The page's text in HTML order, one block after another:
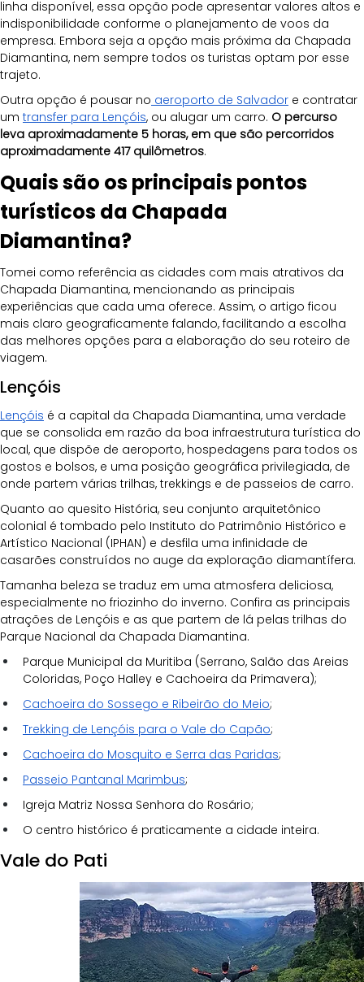
linha disponível, essa opção pode apresentar valores altos e
indisponibilidade conforme o planejamento de voos da
empresa. Embora seja a opção mais próxima da Chapada
Diamantina, nem sempre todos os turistas optam por esse
trajeto.
Outra opção é pousar no aeroporto de Salvador e contratar
um transfer para Lençóis, ou alugar um carro. O percurso
leva aproximadamente 5 horas, em que são percorridos
aproximadamente 417 quilômetros.
Quais são os principais pontos
turísticos da Chapada
Diamantina?
Tomei como referência as cidades com mais atrativos da
Chapada Diamantina, mencionando as principais
experiências que cada uma oferece. Assim, o artigo ficou
mais claro geograficamente falando, facilitando a escolha
das melhores opções para a elaboração do seu roteiro de
viagem.
Lençóis
Lençóis é a capital da Chapada Diamantina, uma verdade
que se consolida em razão da boa infraestrutura turística do
local, que dispõe de aeroporto, hospedagens para todos os
gostos e bolsos, e uma posição geográfica privilegiada, de
onde partem várias trilhas, trekkings e de passeios de carro.
Quanto ao quesito História, seu conjunto arquitetônico
colonial é tombado pelo Instituto do Patrimônio Histórico e
Artístico Nacional (IPHAN) e desfila uma infinidade de
casarões construídos no auge da exploração diamantífera.
Tamanha beleza se traduz em uma atmosfera deliciosa,
especialmente no friozinho do inverno. Confira as principais
atrações de Lençóis e as que partem de lá pelas trilhas do
Parque Nacional da Chapada Diamantina.
Parque Municipal da Muritiba (Serrano, Salão das Areias
Coloridas, Poço Halley e Cachoeira da Primavera);
Cachoeira do Sossego e Ribeirão do Meio;
Trekking de Lençóis para o Vale do Capão;
Cachoeira do Mosquito e Serra das Paridas;
Passeio Pantanal Marimbus;
Igreja Matriz Nossa Senhora do Rosário;
O centro histórico é praticamente a cidade inteira.
Vale do Pati